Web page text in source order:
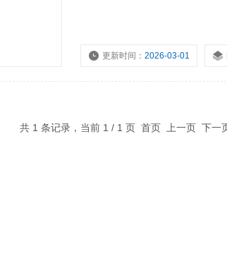
更新时间：2026-03-01
共 1 条记录，当前 1 / 1 页 首页 上一页 下一